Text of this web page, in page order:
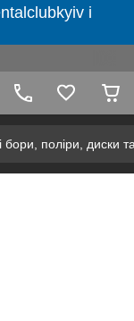
і
бори, поліри, диски